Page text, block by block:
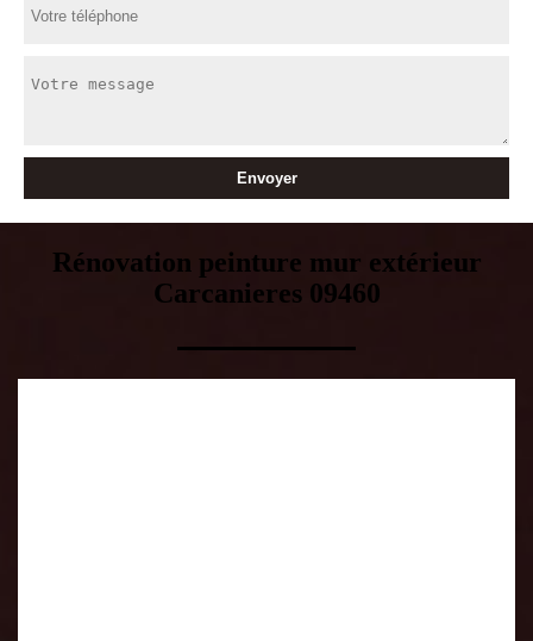
Rénovation peinture mur extérieur
Carcanieres 09460